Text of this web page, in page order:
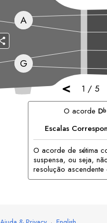
< 1 / 5
G
A
O acorde Db
Escalas
O acorde de sétima
suspensa, ou seja,
resolução